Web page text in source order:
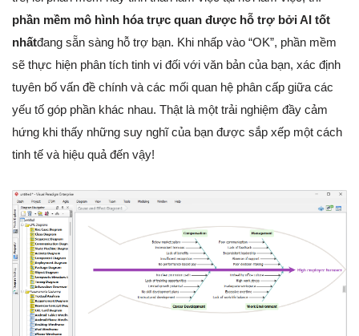
phần mềm mô hình hóa trực quan được hỗ trợ bởi AI tốt
nhấtđang sẵn sàng hỗ trợ bạn. Khi nhấp vào “OK”, phần mềm
sẽ thực hiện phân tích tinh vi đối với văn bản của bạn, xác định
tuyên bố vấn đề chính và các mối quan hệ phân cấp giữa các
yếu tố góp phần khác nhau. Thật là một trải nghiệm đầy cảm
hứng khi thấy những suy nghĩ của bạn được sắp xếp một cách
tinh tế và hiệu quả đến vậy!